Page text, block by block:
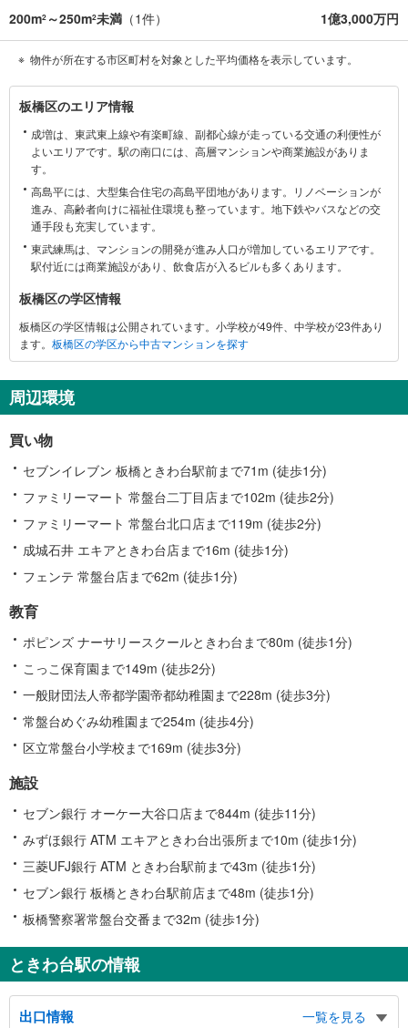
200m2 ～250m2未満 （1件） 1億3,000万円
物件が所在する市区町村を対象とした平均価格を表示しています。
板
橋
区
す
る
情
報
板橋区のエリア情報
成増は、東武東上線や有楽町線、副都心線が走っている交通の利便性が
よいエリアです。駅の南口には、高層マンションや商業施設がありま
す。
高島平には、大型集合住宅の高島平団地があります。リノベーションが
進み、高齢者向けに福祉住環境も整っています。地下鉄やバスなどの交
通手段も充実しています。
東武練馬は、マンションの開発が進み人口が増加しているエリアです。
駅付近には商業施設があり、飲食店が入るビルも多くあります。
板橋区の学区情報
板橋区の学区情報は公開されています。小学校が49件、中学校が23件あり
ます。 板橋区の学区から中古マンションを探す
周辺環境
買い物
セブンイレブン 板橋ときわ台駅前まで71m (徒歩1分)
ファミリーマート 常盤台二丁目店まで102m (徒歩2分)
ファミリーマート 常盤台北口店まで119m (徒歩2分)
成城石井 エキアときわ台店まで16m (徒歩1分)
フェンテ 常盤台店まで62m (徒歩1分)
教育
ポピンズ ナーサリースクールときわ台まで80m (徒歩1分)
こっこ保育園まで149m (徒歩2分)
一般財団法人帝都学園帝都幼稚園まで228m (徒歩3分)
常盤台めぐみ幼稚園まで254m (徒歩4分)
区立常盤台小学校まで169m (徒歩3分)
施設
セブン銀行 オーケー大谷口店まで844m (徒歩11分)
みずほ銀行 ATM エキアときわ台出張所まで10m (徒歩1分)
三菱UFJ銀行 ATM ときわ台駅前まで43m (徒歩1分)
セブン銀行 板橋ときわ台駅前店まで48m (徒歩1分)
板橋警察署常盤台交番まで32m (徒歩1分)
ときわ台駅の情報
出口情報
一覧を見る